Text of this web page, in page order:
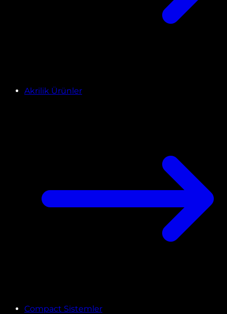
Akrilik Ürünler
Compact Sistemler